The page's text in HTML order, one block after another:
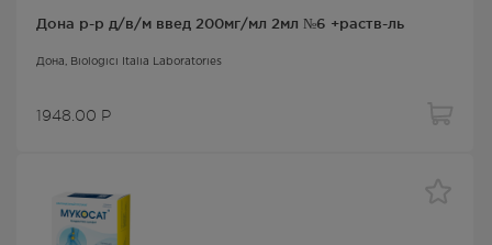
Дона р-р д/в/м введ 200мг/мл 2мл №6 +раств-ль
Дона , Biologici Italia Laboratories
1948.00 Р